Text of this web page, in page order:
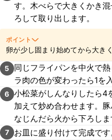
す。木べらで大きくかき
ろして取り出します。
ポイント
卵が少し固まり始めてから大き
ます。一度取り出すことで、火
すよ。
5
同じフライパンを中火で
ラ肉の色が変わったら1を
6 小松菜がしんなりしたら4
加えて炒め合わせます。
なじんだら火から下ろしま
7 お皿に盛り付けて完成です